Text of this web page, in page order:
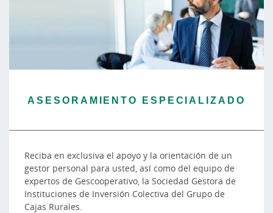
ASESORAMIENTO ESPECIALIZADO
Reciba en exclusiva el apoyo y la orientación de un
gestor personal para usted, así como del equipo de
expertos de Gescooperativo, la Sociedad Gestora de
Instituciones de Inversión Colectiva del Grupo de
Cajas Rurales.